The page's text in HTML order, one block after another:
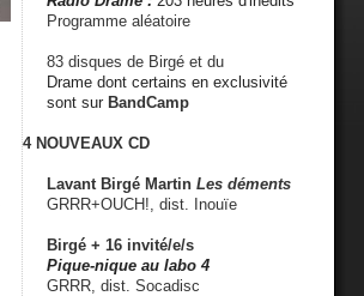
Programme aléatoire
83 disques de Birgé et du
Drame dont certains en exclusivité
sont sur BandCamp
4 NOUVEAUX CD
Lavant Birgé Martin Les déments
GRRR+OUCH!, dist. Inouïe
Birgé + 16 invité/e/s
Pique-nique au labo 4
GRRR, dist. Socadisc